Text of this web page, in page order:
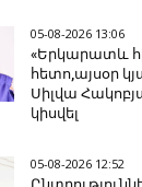
05-08-2026 13:06
«Երկարատև
հետո,այսօր
Սիլվա
կիսվել
05-08-2026 12:52